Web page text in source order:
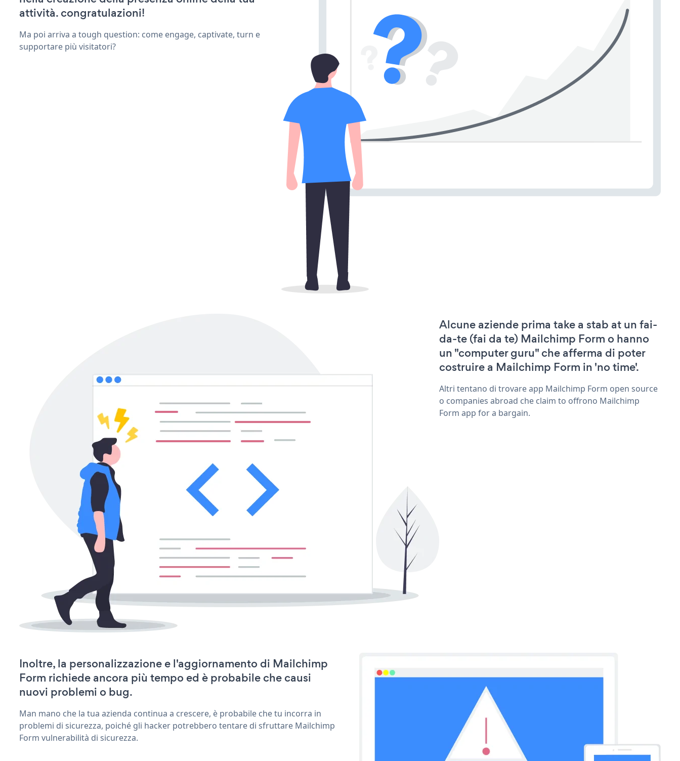
attività. congratulazioni!
Ma poi arriva a tough question: come engage, captivate, turn e
supportare più visitatori?
Alcune aziende prima take a stab at un fai-
da-te (fai da te) Mailchimp Form o hanno
un "computer guru" che afferma di poter
costruire a Mailchimp Form in 'no time'.
Altri tentano di trovare app Mailchimp Form open source
o companies abroad che claim to offrono Mailchimp
Form app for a bargain.
Inoltre, la personalizzazione e l'aggiornamento di Mailchimp
Form richiede ancora più tempo ed è probabile che causi
nuovi problemi o bug.
Man mano che la tua azienda continua a crescere, è probabile che tu incorra in
problemi di sicurezza, poiché gli hacker potrebbero tentare di sfruttare Mailchimp
Form vulnerabilità di sicurezza.